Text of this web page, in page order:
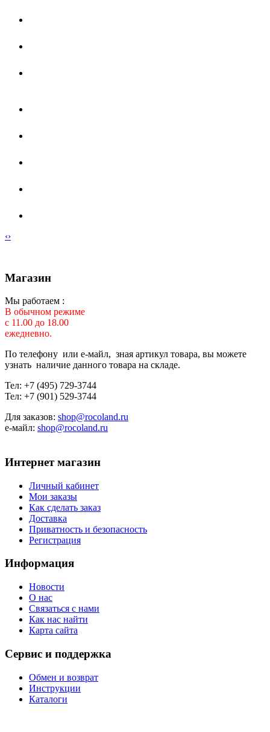
‹›
Магазин
Мы работаем :
В обычном режиме
с 11.00 до 18.00
ежедневно.
По телефону или е-майл, зная артикул товара, вы можете
узнать наличие данного товара на складе.
Тел: +7 (495) 729-3744
Тел: +7 (901) 529-3744
Для заказов: shop@rocoland.ru
е-майл: shop@rocoland.ru
Интернет магазин
Личный кабинет
Мои заказы
Как сделать заказ
Доставка
Приватность и безопасность
Регистрация
Информация
Новости
О нас
Связаться с нами
Как нас найти
Карта сайта
Сервис и поддержка
Обмен и возврат
Инструкции
Каталоги